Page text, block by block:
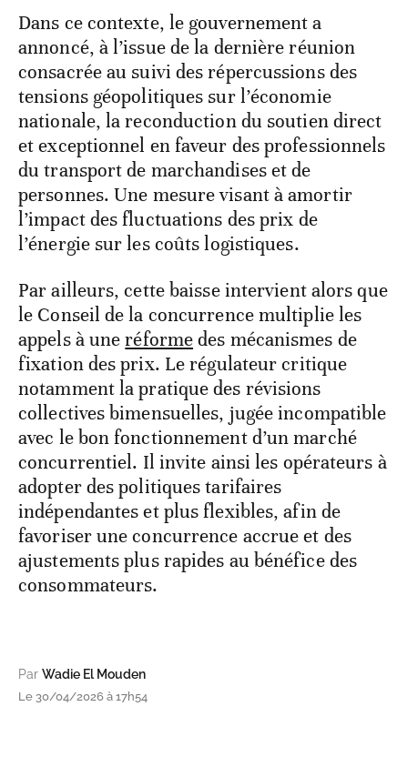
Dans ce contexte, le gouvernement a
annoncé, à l’issue de la dernière réunion
consacrée au suivi des répercussions des
tensions géopolitiques sur l’économie
nationale, la reconduction du soutien direct
et exceptionnel en faveur des professionnels
du transport de marchandises et de
personnes. Une mesure visant à amortir
l’impact des fluctuations des prix de
l’énergie sur les coûts logistiques.
Par ailleurs, cette baisse intervient alors que
le Conseil de la concurrence multiplie les
appels à uneréformedes mécanismes de
fixation des prix. Le régulateur critique
notamment la pratique des révisions
collectives bimensuelles, jugée incompatible
avec le bon fonctionnement d’un marché
concurrentiel. Il invite ainsi les opérateurs à
adopter des politiques tarifaires
indépendantes et plus flexibles, afin de
favoriser une concurrence accrue et des
ajustements plus rapides au bénéfice des
consommateurs.
Par Wadie El Mouden
Le 30/04/2026 à 17h54